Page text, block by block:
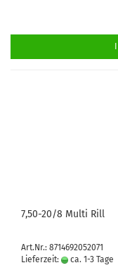
7,50-20/8 Multi Rill
Art.Nr.: 8714692052071
Lieferzeit:
ca. 1-3 Tage